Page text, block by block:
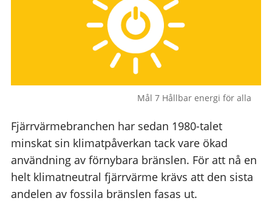
Mål 7 Hållbar energi för alla
Fjärrvärmebranchen har sedan 1980-talet
minskat sin klimatpåverkan tack vare ökad
användning av förnybara bränslen. För att nå en
helt klimatneutral fjärrvärme krävs att den sista
andelen av fossila bränslen fasas ut.